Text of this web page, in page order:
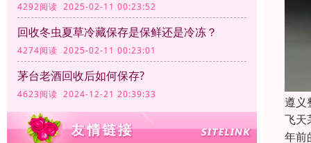
4292阅读 2025-02-11 00:23:52
回收冬虫夏草冷藏保存是保鲜还是冷冻？
4274阅读 2025-02-11 00:23:01
茅台老酒回收后如何保存?
4623阅读 2024-12-21 20:39:33
遵义
飞天
年前